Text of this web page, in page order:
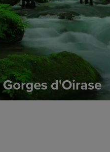
Gorges d'Oirase